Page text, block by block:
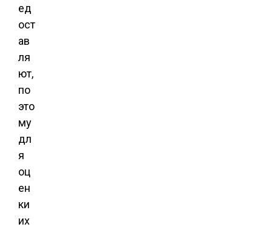
ед
ост
ав
ля
ют,
по
это
му
дл
я
оц
ен
ки
их